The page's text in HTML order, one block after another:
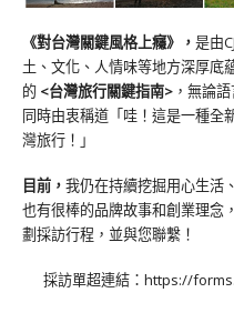
《對台灣關鍵風格上癮》 ， 是由
土、文化、人情味等地方深厚底
的 <台灣旅行關鍵指南> ，無論
同時由衷稱道「哇！這是一種全
灣旅行！」
目前， 我仍在持續挖掘用心生活
也有很棒的品牌故事和創業理念
劃採訪行程，並與您聯繫！
採訪單超連結： https://